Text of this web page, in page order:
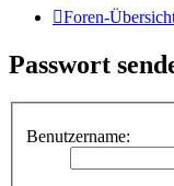
Foren-
Passwort
Benutzername: